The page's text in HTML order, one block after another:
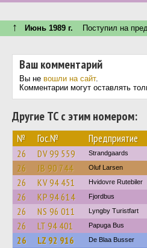
↑ Июнь 1989 г. Поступил на
Ваш комментарий
Вы не вошли на сайт.
Комментарии могут оставлять
Другие ТС с этим номером:
№ Гос.№ Предприятие
26 DV 99 559 Strandgaards
26 JB 90 744 Oluf Larsen
26 KV 94 451 Hvidovre Rutebiler
26 KP 94 614 Fjordbus
26 NS 96 011 Lyngby Turistfart
26 LT 94 401 Papuga Bus
26 LZ 92 916 De Blaa Busser